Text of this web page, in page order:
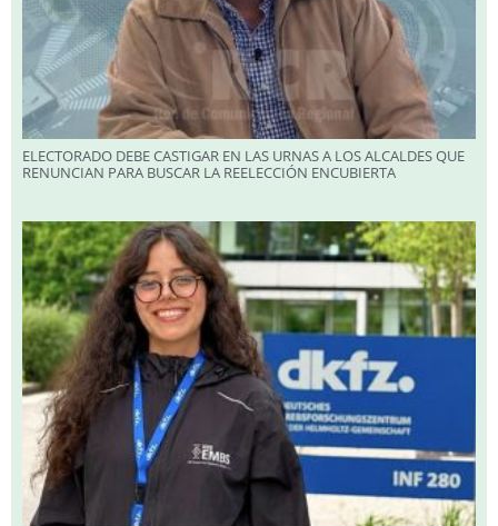
ELECTORADO DEBE CASTIGAR EN LAS URNAS A LOS ALCALDES QUE
RENUNCIAN PARA BUSCAR LA REELECCIÓN ENCUBIERTA